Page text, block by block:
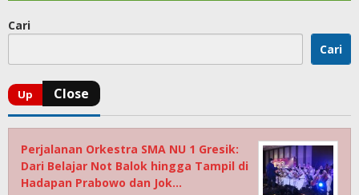
Cari
Cari
Perjalanan Orkestra SMA NU 1 Gresik:
Dari Belajar Not Balok hingga Tampil di
Hadapan Prabowo dan Jok…